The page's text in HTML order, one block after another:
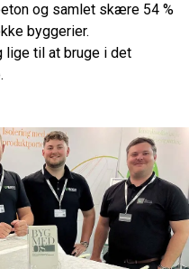
og samlet skære 54 %
byggerier.
lige til at bruge i det